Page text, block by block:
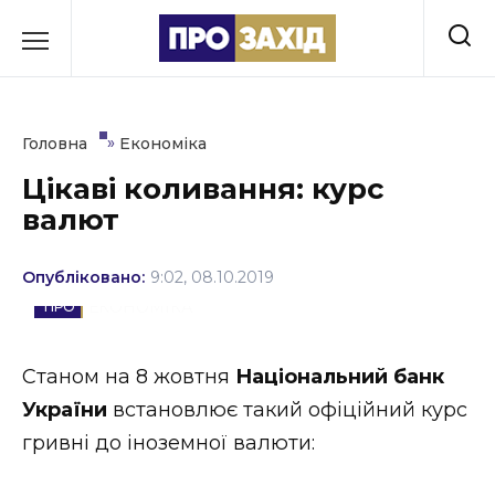
до
Культура
Освіта
Події
Політика
Соціум
Головна » Економіка
Цікаві коливання: курс
валют
Опубліковано: 9:02, 08.10.2019
Станом на 8 жовтня Національний банк
України встановлює такий офіційний курс
гривні до іноземної валюти: